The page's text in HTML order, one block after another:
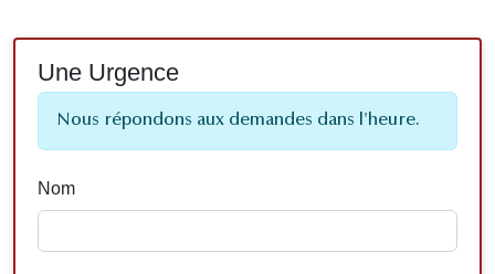
Une Urgence
Nous répondons aux demandes dans l'heure.
Nom